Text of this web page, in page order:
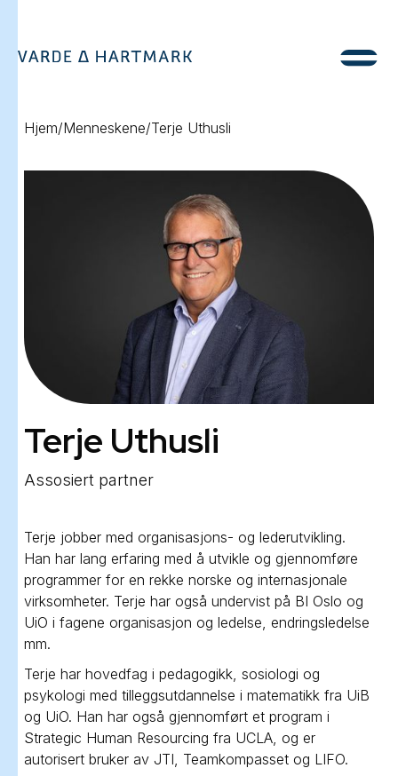
Hjem/Menneskene/Terje Uthusli
Terje Uthusli
Assosiert partner
Terje jobber med organisasjons- og lederutvikling.
Han har lang erfaring med å utvikle og gjennomføre
programmer for en rekke norske og internasjonale
virksomheter. Terje har også undervist på BI Oslo og
UiO i fagene organisasjon og ledelse, endringsledelse
mm.
Terje har hovedfag i pedagogikk, sosiologi og
psykologi med tilleggsutdannelse i matematikk fra UiB
og UiO. Han har også gjennomført et program i
Strategic Human Resourcing fra UCLA, og er
autorisert bruker av JTI, Teamkompasset og LIFO.